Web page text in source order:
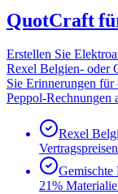
QuotCraft
Erstellen Sie
Rexel Belgien- oder
Sie Erinnerungen für
Peppol-Rechnungen
Rexel
Vertragspreisen
Gemischte
21%